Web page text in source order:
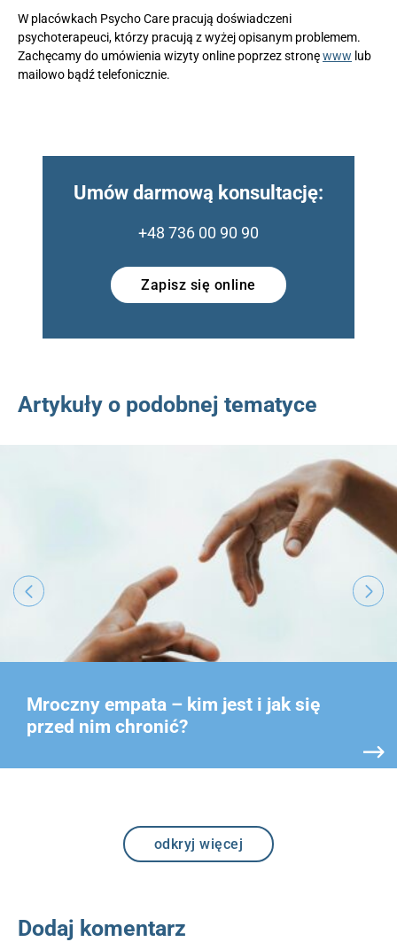
W placówkach Psycho Care pracują doświadczeni
psychoterapeuci, którzy pracują z wyżej opisanym problemem.
Zachęcamy do umówienia wizyty online poprzez stronęwww lub
mailowo bądź telefonicznie.
Umów darmową konsultację:
+48 736 00 90 90
Zapisz się online
Artykuły o podobnej tematyce
Mroczny empata – kim jest i jak się
przed nim chronić?
odkryj więcej
Dodaj komentarz